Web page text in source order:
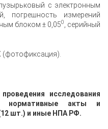
с электронным
погрешность измерений
блоком ± 0,050
, серийный
(фотофиксация).
исследования
нормативные акты и
шт.) и иные НПА РФ.